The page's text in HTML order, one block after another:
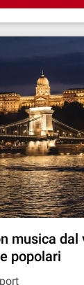
musica dal
popolari